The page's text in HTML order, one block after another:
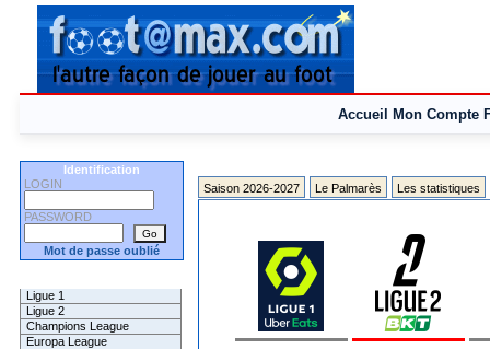
Accueil Mon Compte
Identification
LOGIN
PASSWORD
Mot de passe oublié
Ligue 1
Ligue 2
Champions League
Europa League
Saison 2026-2027 Le Palmarès Les statistiques